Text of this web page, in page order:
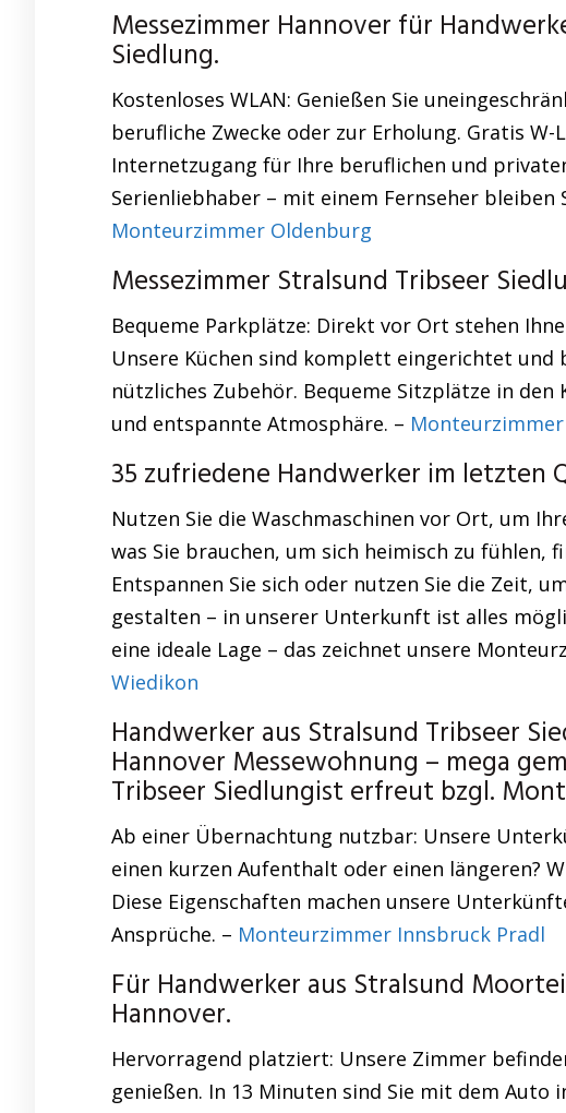
Messezimmer Hannover für
Siedlung.
Kostenloses WLAN: Genießen Sie
berufliche Zwecke oder zur Erholung. Gratis W-
Internetzugang für Ihre beruflichen und
Serienliebhaber – mit einem Fernseher bleiben
Monteurzimmer Oldenburg
Messezimmer Stralsund Tribseer
Bequeme Parkplätze: Direkt vor Ort stehen
Unsere Küchen sind komplett eingerichtet und
nützliches Zubehör. Bequeme Sitzplätze in den
und entspannte Atmosphäre. –
35 zufriedene Handwerker im letzten
Nutzen Sie die Waschmaschinen vor Ort, um
was Sie brauchen, um sich heimisch zu fühlen,
Entspannen Sie sich oder nutzen Sie die Zeit,
gestalten – in unserer Unterkunft ist alles
eine ideale Lage – das zeichnet unsere
Wiedikon
Handwerker aus Stralsund Tribseer
Hannover Messewohnung – mega
Tribseer Siedlungist erfreut bzgl.
Ab einer Übernachtung nutzbar: Unsere
einen kurzen Aufenthalt oder einen längeren?
Diese Eigenschaften machen unsere
Ansprüche. – Monteurzimmer Innsbruck Pradl
Für Handwerker aus Stralsund
Hannover.
Hervorragend platziert: Unsere Zimmer
genießen. In 13 Minuten sind Sie mit dem Auto